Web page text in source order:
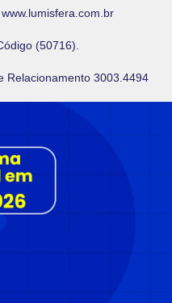
(50716).
Relacionamento 3003.4494